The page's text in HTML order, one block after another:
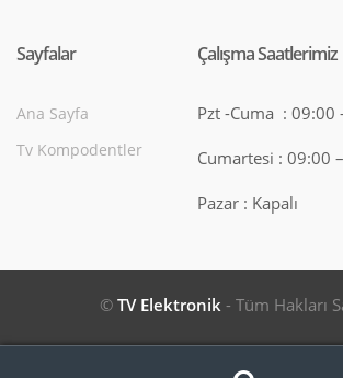
Sayfalar
Ana Sayfa
Tv Kompodentler
Çalışma Saatlerimiz
Pzt -Cuma : 09:00
Cumartesi : 09:00
Pazar : Kapalı
© TV Elektronik - Tüm Hakları